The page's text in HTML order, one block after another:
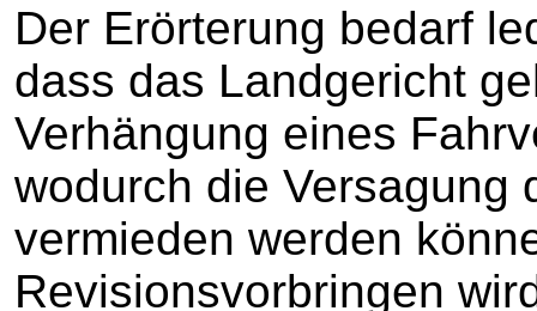
Der Erörterung bedarf
dass das Landgericht
Verhängung eines
wodurch die Versagung
vermieden werden
Revisionsvorbringen